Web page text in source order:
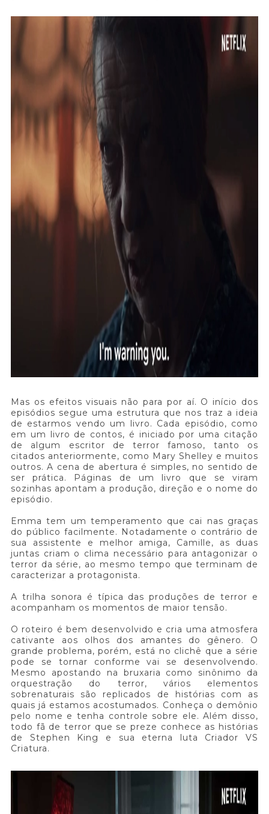
Mas os efeitos visuais não para por aí. O início dos
episódios segue uma estrutura que nos traz a ideia
de estarmos vendo um livro. Cada episódio, como
em um livro de contos, é iniciado por uma citação
de algum escritor de terror famoso, tanto os
citados anteriormente, como Mary Shelley e muitos
outros. A cena de abertura é simples, no sentido de
ser prática. Páginas de um livro que se viram
sozinhas apontam a produção, direção e o nome do
episódio.
Emma tem um temperamento que cai nas graças
do público facilmente. Notadamente o contrário de
sua assistente e melhor amiga, Camille, as duas
juntas criam o clima necessário para antagonizar o
terror da série, ao mesmo tempo que terminam de
caracterizar a protagonista.
A trilha sonora é típica das produções de terror e
acompanham os momentos de maior tensão.
O roteiro é bem desenvolvido e cria uma atmosfera
cativante aos olhos dos amantes do gênero. O
grande problema, porém, está no clichê que a série
pode se tornar conforme vai se desenvolvendo.
Mesmo apostando na bruxaria como sinônimo da
orquestração do terror, vários elementos
sobrenaturais são replicados de histórias com as
quais já estamos acostumados. Conheça o demônio
pelo nome e tenha controle sobre ele. Além disso,
todo fã de terror que se preze conhece as histórias
de Stephen King e sua eterna luta Criador VS
Criatura.